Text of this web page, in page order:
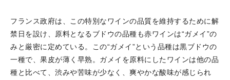
フランス政府は、この特別なワインの品質を維持するために解
禁日を設け、原料となるブドウの品種も赤ワインは“ガメイ”の
みと厳密に定めている。この“ガメイ”という品種は黒ブドウの
一種で、果皮が薄く早熟。ガメイを原料にしたワインは他の品
種と比べて、渋みや苦味が少なく、爽やかな酸味が感じられ